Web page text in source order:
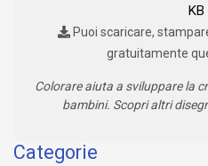
KB
Puoi scaricare,
gratuitamente
Colorare aiuta a sviluppare la
bambini. Scopri altri
Categorie